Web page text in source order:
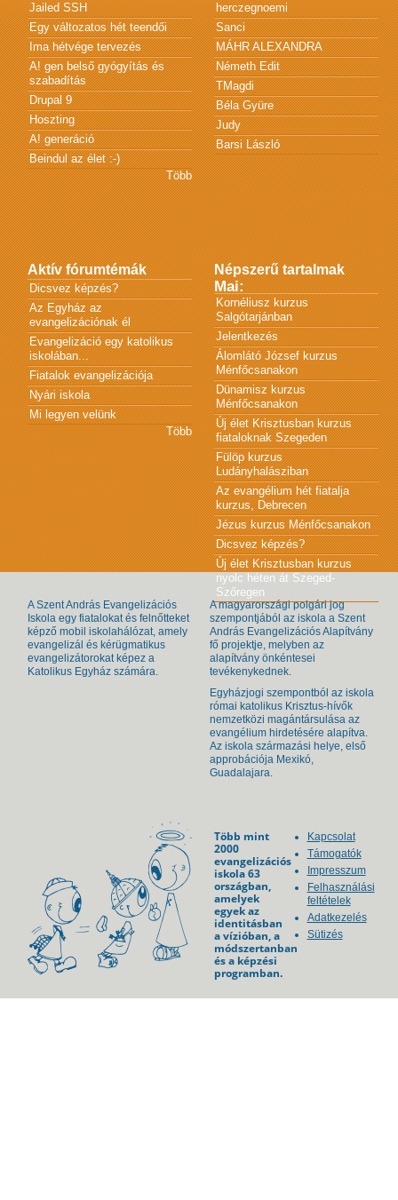
Jailed SSH
Egy változatos hét teendői
Ima hétvége tervezés
A! gen belső gyógyítás és
szabadítás
Drupal 9
Hoszting
A! generáció
Beindul az élet :-)
Több
herczegnoemi
Sanci
MÁHR ALEXANDRA
Németh Edit
TMagdi
Béla Gyüre
Judy
Barsi László
Aktív fórumtémák
Dicsvez képzés?
Az Egyház az
evangelizációnak él
Evangelizáció egy katolikus
iskolában...
Fiatalok evangelizációja
Nyári iskola
Mi legyen velünk
Több
Népszerű tartalmak
Mai:
Kornéliusz kurzus
Salgótarjánban
Jelentkezés
Álomlátó József kurzus
Ménfőcsanakon
Dünamisz kurzus
Ménfőcsanakon
Új élet Krisztusban kurzus
fiataloknak Szegeden
Fülöp kurzus
Ludányhalásziban
Az evangélium hét fiatalja
kurzus, Debrecen
Jézus kurzus Ménfőcsanakon
Dicsvez képzés?
Új élet Krisztusban kurzus
nyolc héten át Szeged-
Szőregen
A Szent András Evangelizációs
Iskola egy fiatalokat és felnőtteket
képző mobil iskolahálózat, amely
evangelizál és kérügmatikus
evangelizátorokat képez a
Katolikus Egyház számára.
A magyarországi polgári jog
szempontjából az iskola a Szent
András Evangelizációs Alapítvány
fő projektje, melyben az
alapítvány önkéntesei
tevékenykednek.
Egyházjogi szempontból az iskola
római katolikus Krisztus-hívők
nemzetközi magántársulása az
evangélium hirdetésére alapítva.
Az iskola származási helye, első
approbációja Mexikó,
Guadalajara.
Több mint
2000
evangelizációs
iskola 63
országban,
amelyek
egyek az
identitásban
a vízióban, a
módszertanban
és a képzési
programban.
Kapcsolat
Támogatók
Impresszum
Felhasználási
feltételek
Adatkezelés
Sütizés